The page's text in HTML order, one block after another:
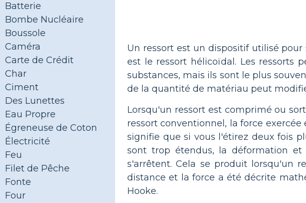
Batterie
Bombe Nucléaire
Boussole
Caméra
Carte de Crédit
Char
Ciment
Des Lunettes
Eau Propre
Égreneuse de Coton
Électricité
Feu
Filet de Pêche
Fonte
Four
Un ressort est un dispositif utilisé
est le ressort hélicoïdal. Les ressorts
substances, mais ils sont le plus
de la quantité de matériau peut
Lorsqu'un ressort est comprimé ou
ressort conventionnel, la force
signifie que si vous l'étirez deux fois
sont trop étendus, la déformation
s'arrêtent. Cela se produit lorsqu'un
distance et la force a été décrite
Hooke.